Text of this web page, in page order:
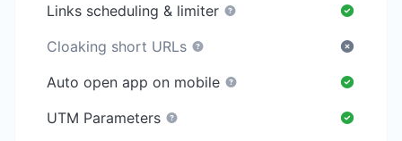
Links scheduling & limiter
Cloaking short URLs
Auto open app on mobile
UTM Parameters